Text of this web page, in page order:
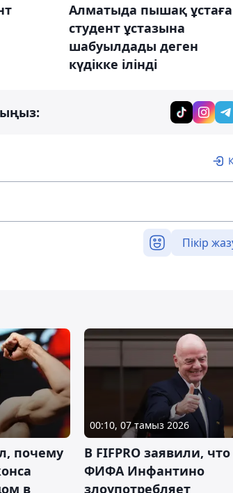
Алматыда пышақ
студент ұстазына
шабуылдады деген
күдікке ілінді
Пікір
почему
в
00:10, 07 тамыз 2026
В FIFPRO заявили,
ФИФА Инфантино
злоупотребляет